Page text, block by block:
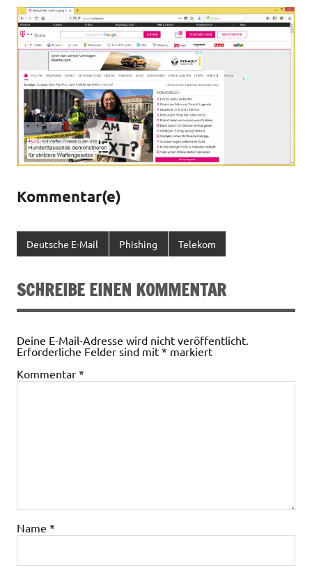
Kommentar(e)
Deutsche E-Mail Phishing Telekom
SCHREIBE EINEN KOMMENTAR
Deine E-Mail-Adresse wird nicht veröffentlicht.
Erforderliche Felder sind mit * markiert
Kommentar *
Name *